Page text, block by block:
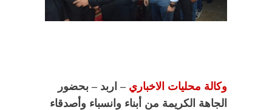
وكالة محليات الاخباري– اربد – بحضور
الجاهة الكريمة من أبناء وانسباء وأصدقاء